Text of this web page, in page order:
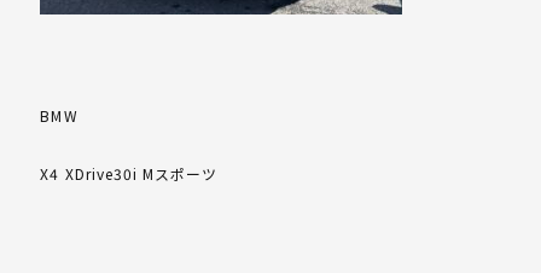
BMW
X4 XDrive30i Mスポーツ